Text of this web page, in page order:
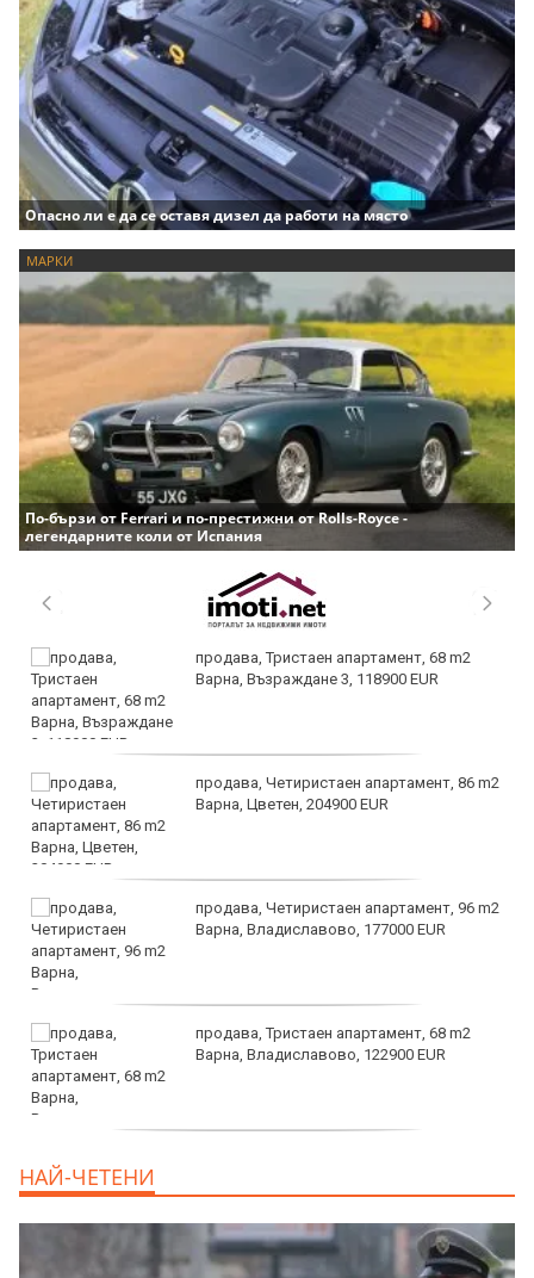
Опасно ли е да се оставя дизел да работи на място
МАРКИ
По-бързи от Ferrari и по-престижни от Rolls-Royce -
легендарните коли от Испания
продава, Тристаен апартамент, 68 m2
Варна, Възраждане 3, 118900 EUR
продава, Четиристаен апартамент, 86 m2
Варна, Цветен, 204900 EUR
продава, Четиристаен апартамент, 96 m2
Варна, Владиславово, 177000 EUR
продава, Тристаен апартамент, 68 m2
Варна, Владиславово, 122900 EUR
НАЙ-ЧЕТЕНИ